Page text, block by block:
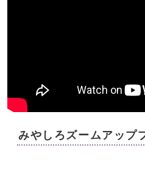
みやしろズームアップ